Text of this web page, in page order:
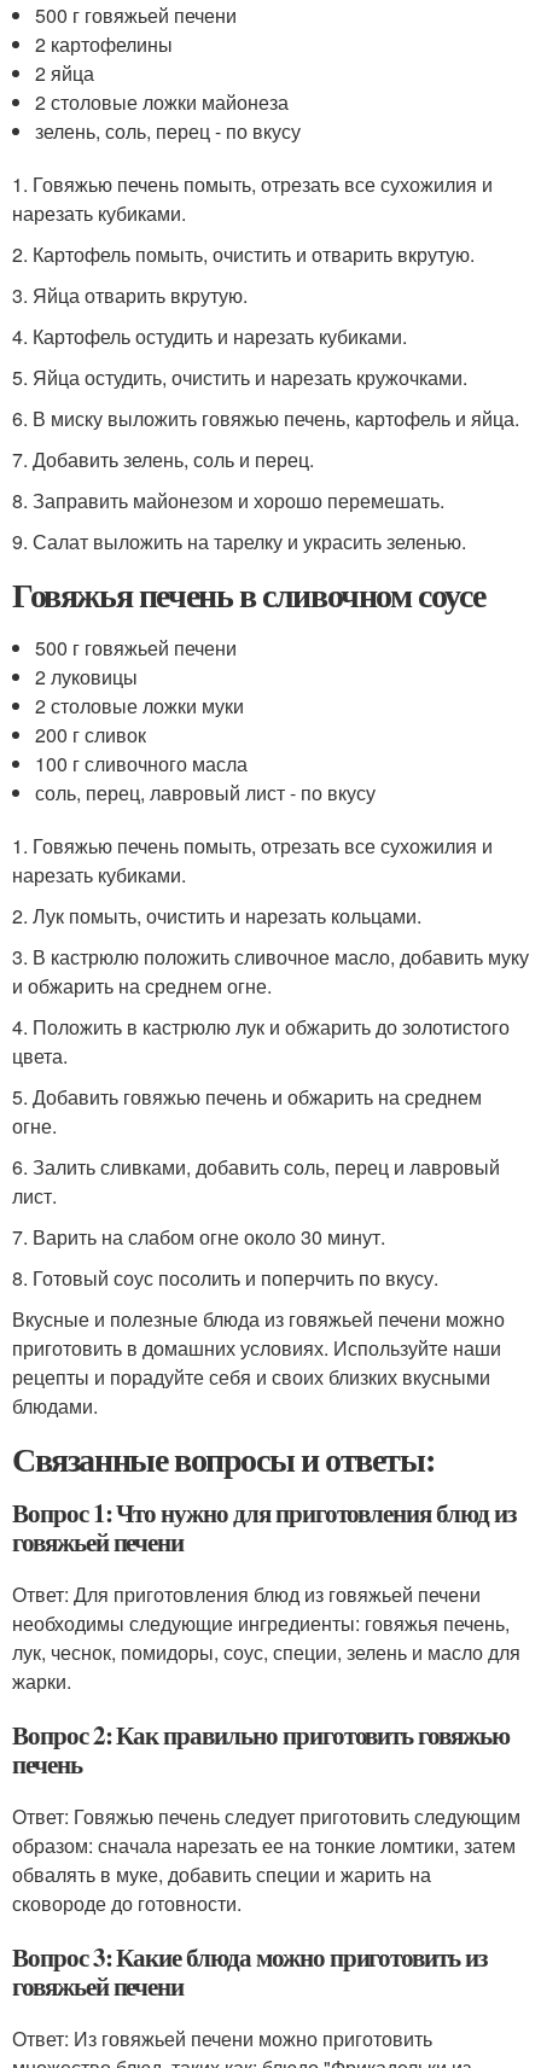
500 г говяжьей печени
2 картофелины
2 яйца
2 столовые ложки майонеза
зелень, соль, перец - по вкусу
1. Говяжью печень помыть, отрезать все сухожилия и
нарезать кубиками.
2. Картофель помыть, очистить и отварить вкрутую.
3. Яйца отварить вкрутую.
4. Картофель остудить и нарезать кубиками.
5. Яйца остудить, очистить и нарезать кружочками.
6. В миску выложить говяжью печень, картофель и яйца.
7. Добавить зелень, соль и перец.
8. Заправить майонезом и хорошо перемешать.
9. Салат выложить на тарелку и украсить зеленью.
Говяжья печень в сливочном соусе
500 г говяжьей печени
2 луковицы
2 столовые ложки муки
200 г сливок
100 г сливочного масла
соль, перец, лавровый лист - по вкусу
1. Говяжью печень помыть, отрезать все сухожилия и
нарезать кубиками.
2. Лук помыть, очистить и нарезать кольцами.
3. В кастрюлю положить сливочное масло, добавить муку
и обжарить на среднем огне.
4. Положить в кастрюлю лук и обжарить до золотистого
цвета.
5. Добавить говяжью печень и обжарить на среднем
огне.
6. Залить сливками, добавить соль, перец и лавровый
лист.
7. Варить на слабом огне около 30 минут.
8. Готовый соус посолить и поперчить по вкусу.
Вкусные и полезные блюда из говяжьей печени можно
приготовить в домашних условиях. Используйте наши
рецепты и порадуйте себя и своих близких вкусными
блюдами.
Связанные вопросы и ответы:
Вопрос 1: Что нужно для приготовления блюд из
говяжьей печени
Ответ: Для приготовления блюд из говяжьей печени
необходимы следующие ингредиенты: говяжья печень,
лук, чеснок, помидоры, соус, специи, зелень и масло для
жарки.
Вопрос 2: Как правильно приготовить говяжью
печень
Ответ: Говяжью печень следует приготовить следующим
образом: сначала нарезать ее на тонкие ломтики, затем
обвалять в муке, добавить специи и жарить на
сковороде до готовности.
Вопрос 3: Какие блюда можно приготовить из
говяжьей печени
Ответ: Из говяжьей печени можно приготовить